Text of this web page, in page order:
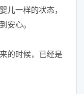
儿一样的状态，
安心。
的时候，已经是